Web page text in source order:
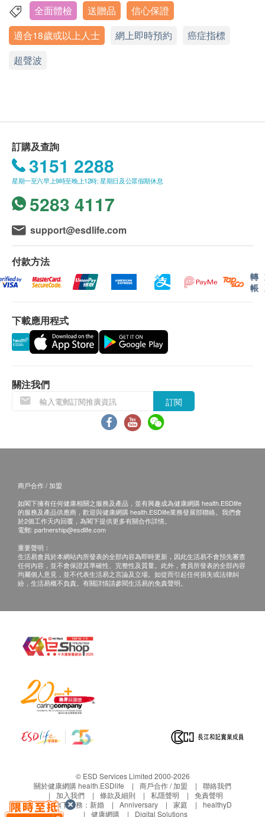
基本項目
基本健康評估
脈搏率
身高
體重
肥胖分析
身體組合
蛋白質
無機鹽
體脂肪量
骨骼肌
體重控制
腰臀比
基礎代謝卡路里
血脂
膽固醇/高密度膽固醇比率
低密度膽固醇
糖尿
空腹血糖
肝功能
白蛋白
球蛋白
谷草轉氨酶
谷丙轉氨酶
丙種谷氨基轉移酵素
腎功能
尿素
鈉
幽門螺旋菌吹氣測試
22% off
HK$840.0 HK$1,080
人類乳頭狀瘤病毒基因檢查
子宮頸癌專門測試
HK$650.0 HK$900
進行身體檢查後，一般情況下，可於14個工作天內
獲得驗身報告。醫護人員會致電客人預約時間聽取
報告。
所有自選項目一經電話確認預約後，項目不得作出
更改。
此服務的權利，恕不另行通知。
如有任何爭議，健康網購health.ESDlife 及壹森健
康醫療有限公司 (Life Young Healthcare Limited)
使用長者醫療券
如希望使用長者醫療券進行支付，請在訂購前先聯絡
健康網購，以便我們為您做出相應的安排。
年齡
有效期
身體檢查計劃有效期為12個月，客戶必須於12個月內
報告
進行健康檢查後，一般情況下，需大概7-14個工作天
跟進檢查報告， 工作天不包括星期六、日及公眾假
地點：尖沙咀美麗華A座1008室
醫生講解報告時間:
星期二及四 09:00-13:00 , 星期六 09:00-13:00
星期一，三，五15:00-18:00
備註
作銷毀處理及不會存底，額外索取報告複印需付行
所有身體檢查並非作為醫務診斷或治療用途，如報
告有異常而需要醫生寫轉介信, 不需要收取額外費
如個別人士有特別醫療需求，會保留按情況徵收額
外費用的權利。
柏氏抹片檢查適合有性經驗女士使用。
經期期間不能進行柏氏抹片檢查及大小便化驗。
如客人未能在體檢當日完成所有項目，例如大小便
免責聲明：
所有健康檢查/服務並非作為醫務診斷或治療用
九龍尖沙咀彌敦道132號美麗華廣場A座10樓1008室
星期一至六︰9:00a.m - 19:00p.m
星期日及公眾假期︰休息
全面體檢 送贈品
信心保證
適合18歲或以上人士
網上即時預約
癌症指標
超聲波
訂購及查詢
3151 2288
星期一至六早上9時至晚上12時; 星期日及公眾假期休息
5283 4117
support@esdlife.com
付款方法
轉
帳
下載應用程式
關注我們
訂閱
商戶合作 / 加盟
如閣下擁有任何健康相關之服務及產品，並有興趣成為健康網購 health.ESDlife
的服務及產品供應商，歡迎與健康網購 health.ESDlife業務發展部聯絡。我們會
於2個工作天內回覆，為閣下提供更多有關合作詳情。
電郵: partnership@esdlife.com
重要聲明：
生活易會員於本網站內所發表的全部內容為即時更新，因此生活易不會預先審查
任何內容，並不會保證其準確性、完整性及質量。此外，會員所發表的全部內容
均屬個人意見，並不代表生活易之言論及立場。如從而引起任何損失或法律糾
紛，生活易概不負責。有關詳情請參閱生活易的免責聲明。
© ESD Services Limited 2000-2026
關於健康網購 health.ESDlife
商戶合作 / 加盟
聯絡我們
加入我們
條款及細則 私隱聲明
免責聲明
生活易旗下業務： 新婚 Anniversary 家庭
healthyD
健康網購
Digital Solutions